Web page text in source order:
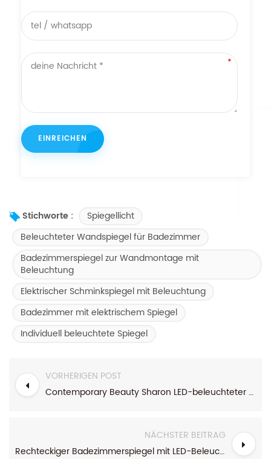
Stichworte :
Spiegellicht
Beleuchteter Wandspiegel für Badezimmer
Badezimmerspiegel zur Wandmontage mit
Beleuchtung
Elektrischer Schminkspiegel mit Beleuchtung
Badezimmer mit elektrischem Spiegel
Individuell beleuchtete Spiegel
VORHERIGEN POST
Contemporary Beauty Sharon LED-beleuchteter Spiegel
NÄCHSTER BEITRAG
Rechteckiger Badezimmerspiegel mit LED-Beleuchtung und Metallrahmen